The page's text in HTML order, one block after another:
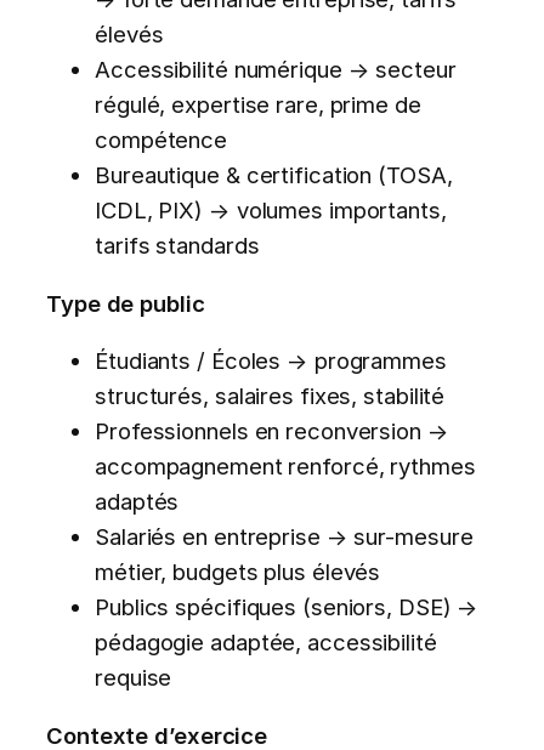
élevés
Accessibilité numérique → secteur
régulé, expertise rare, prime de
compétence
Bureautique & certification (TOSA,
ICDL, PIX) → volumes importants,
tarifs standards
Type de public
Étudiants / Écoles → programmes
structurés, salaires fixes, stabilité
Professionnels en reconversion →
accompagnement renforcé, rythmes
adaptés
Salariés en entreprise → sur-mesure
métier, budgets plus élevés
Publics spécifiques (seniors, DSE) →
pédagogie adaptée, accessibilité
requise
Contexte d’exercice